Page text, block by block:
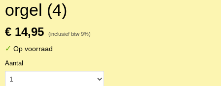
orgel (4)
€ 14,95 (inclusief btw 9%)
✓ Op voorraad
Aantal